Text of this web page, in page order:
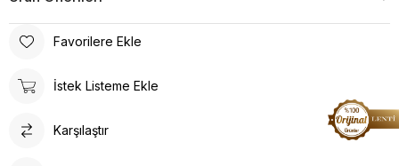
Favorilere Ekle
İstek Listeme Ekle
Karşılaştır